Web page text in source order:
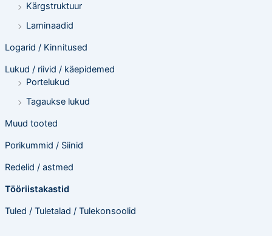
Kärgstruktuur
Laminaadid
Logarid / Kinnitused
Lukud / riivid / käepidemed
Portelukud
Tagaukse lukud
Muud tooted
Porikummid / Siinid
Redelid / astmed
Tööriistakastid
Tuled / Tuletalad / Tulekonsoolid